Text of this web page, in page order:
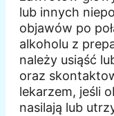
lub innych
objawów po
alkoholu z
należy usiąść
oraz
lekarzem, jeśli
nasilają lub